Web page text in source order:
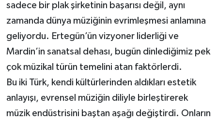
sadece bir plak şirketinin başarısı değil, aynı
zamanda dünya müziğinin evrimleşmesi anlamına
geliyordu. Ertegün’ün vizyoner liderliği ve
Mardin’in sanatsal dehası, bugün dinlediğimiz pek
çok müzikal türün temelini atan faktörlerdi.
Bu iki Türk, kendi kültürlerinden aldıkları estetik
anlayışı, evrensel müziğin diliyle birleştirerek
müzik endüstrisini baştan aşağı değiştirdi. Onların